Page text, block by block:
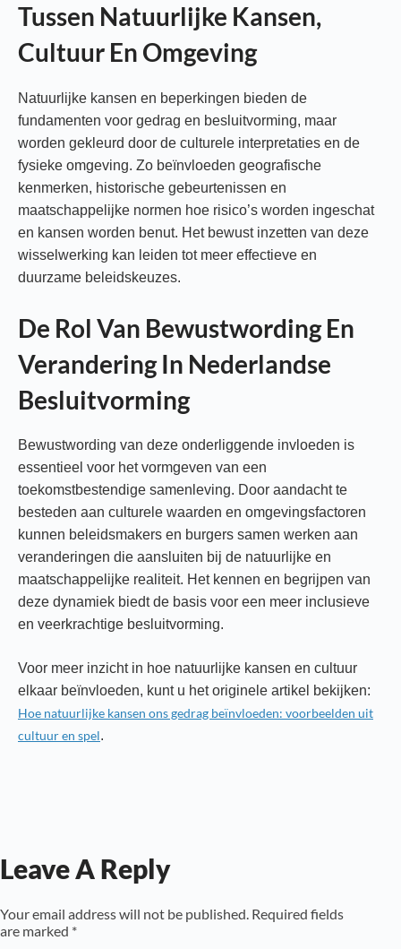
Tussen Natuurlijke Kansen,
Cultuur En Omgeving
Natuurlijke kansen en beperkingen bieden de
fundamenten voor gedrag en besluitvorming, maar
worden gekleurd door de culturele interpretaties en de
fysieke omgeving. Zo beïnvloeden geografische
kenmerken, historische gebeurtenissen en
maatschappelijke normen hoe risico’s worden ingeschat
en kansen worden benut. Het bewust inzetten van deze
wisselwerking kan leiden tot meer effectieve en
duurzame beleidskeuzes.
De Rol Van Bewustwording En
Verandering In Nederlandse
Besluitvorming
Bewustwording van deze onderliggende invloeden is
essentieel voor het vormgeven van een
toekomstbestendige samenleving. Door aandacht te
besteden aan culturele waarden en omgevingsfactoren
kunnen beleidsmakers en burgers samen werken aan
veranderingen die aansluiten bij de natuurlijke en
maatschappelijke realiteit. Het kennen en begrijpen van
deze dynamiek biedt de basis voor een meer inclusieve
en veerkrachtige besluitvorming.
Voor meer inzicht in hoe natuurlijke kansen en cultuur
elkaar beïnvloeden, kunt u het originele artikel bekijken:
Hoe natuurlijke kansen ons gedrag beïnvloeden: voorbeelden uit
cultuur en spel.
Leave A Reply
Your email address will not be published. Required fields
are marked *